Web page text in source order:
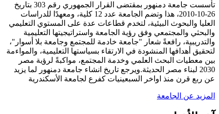
تأسست جامعة دمنهور بمقتضى القرار الجمهوري رقم 303 بتاريخ
26-10-2010، هذا وتضم الجامعة عدد 12 كلية، ومعهدًا للدراسات
العليا والبحوث البيئية، لتخدم قطاعات عدة على المستوي التعليمي
والبحثي والمجتمعي وفق رؤية الجامعة واستراتيجيتها التعليمية
والتدريبية، رافعةً شعار "جامعة خادمة للمجتمع وجامعة بلا أسوار"،
لتحقيق أهدافها المنشودة في الارتقاء بسياستها التعليمية، والمواءمة
بين معطيات البحث العلمي وخدمة المجتمع، مواكبةً لرؤية مصر
2030 لبناء مصر الحديثة.ويرجع تاريخ انشاء جامعة دمنهور لما يزيد
عن ربع قرن منذ اواخر السبعينيات كفرع لجامعة الأسكندرية
المزيد عن الجامعة